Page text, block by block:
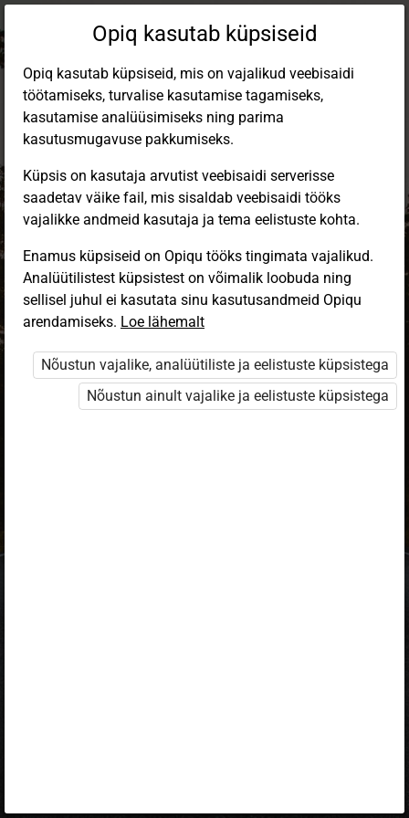
Sisene Opiqusse
Vali, kuidas end tuvastada
eKool
Stuudium
Opiq
HarID
Opiq kasutab küpsiseid
Opiq kasutab küpsiseid, mis on vajalikud veebisaidi
töötamiseks, turvalise kasutamise tagamiseks,
kasutamise analüüsimiseks ning parima
kasutusmugavuse pakkumiseks.
Küpsis on kasutaja arvutist veebisaidi serverisse
saadetav väike fail, mis sisaldab veebisaidi tööks
vajalikke andmeid kasutaja ja tema eelistuste kohta.
Enamus küpsiseid on Opiqu tööks tingimata vajalikud.
Analüütilistest küpsistest on võimalik loobuda ning
sellisel juhul ei kasutata sinu kasutusandmeid Opiqu
arendamiseks. Loe lähemalt
Nõustun vajalike, analüütiliste ja eelistuste küpsistega
Nõustun ainult vajalike ja eelistuste küpsistega